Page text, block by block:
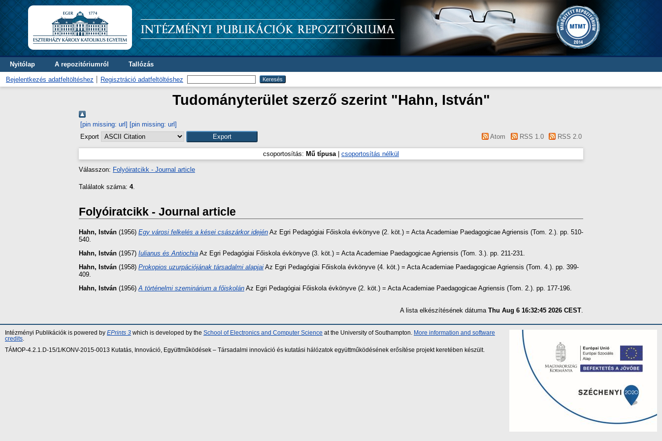
Nyitólap A repozitóriumról Tallózás
Bejelentkezés adatfeltöltéshez Regisztráció adatfeltöltéshez
Tudományterület szerző szerint "Hahn, István"
[pin missing: url] [pin missing: url]
Export
Atom RSS 1.0 RSS 2.0
csoportosítás: Mű típusa| csoportosítás nélkül
Válasszon: Folyóiratcikk - Journal article
Találatok száma: 4.
Folyóiratcikk - Journal article
Hahn, István (1956) Egy városi felkelés a kései császárkor idején Az Egri Pedagógiai Főiskola évkönyve (2. köt.) = Acta Academiae Paedagogicae Agriensis (Tom. 2.). pp. 510-
540.
Hahn, István (1957) Iulianus és Antiochia Az Egri Pedagógiai Főiskola évkönyve (3. köt.) = Acta Academiae Paedagogicae Agriensis (Tom. 3.). pp. 211-231.
Hahn, István (1958) Prokopios uzurpációjának társadalmi alapjai Az Egri Pedagógiai Főiskola évkönyve (4. köt.) = Acta Academiae Paedagogicae Agriensis (Tom. 4.). pp. 399-
409.
Hahn, István (1956) A történelmi szeminárium a főiskolán Az Egri Pedagógiai Főiskola évkönyve (2. köt.) = Acta Academiae Paedagogicae Agriensis (Tom. 2.). pp. 177-196.
A lista elkészítésének dátuma Thu Aug 6 16:32:45 2026 CEST
Intézményi Publikációk is powered by EPrints 3 which is developed by the School of Electronics and Computer Science at the University of Southampton.
More information and software
credits
TÁMOP-4.2.1.D-15/1/KONV-2015-0013 Kutatás, Innováció, Együttműködések – Társadalmi innováció és kutatási hálózatok együttműködésének erősítése projekt keretében készült.